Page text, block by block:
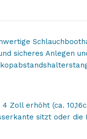
sicheres Anlegen
Zoll erhöht (ca.
sitzt oder